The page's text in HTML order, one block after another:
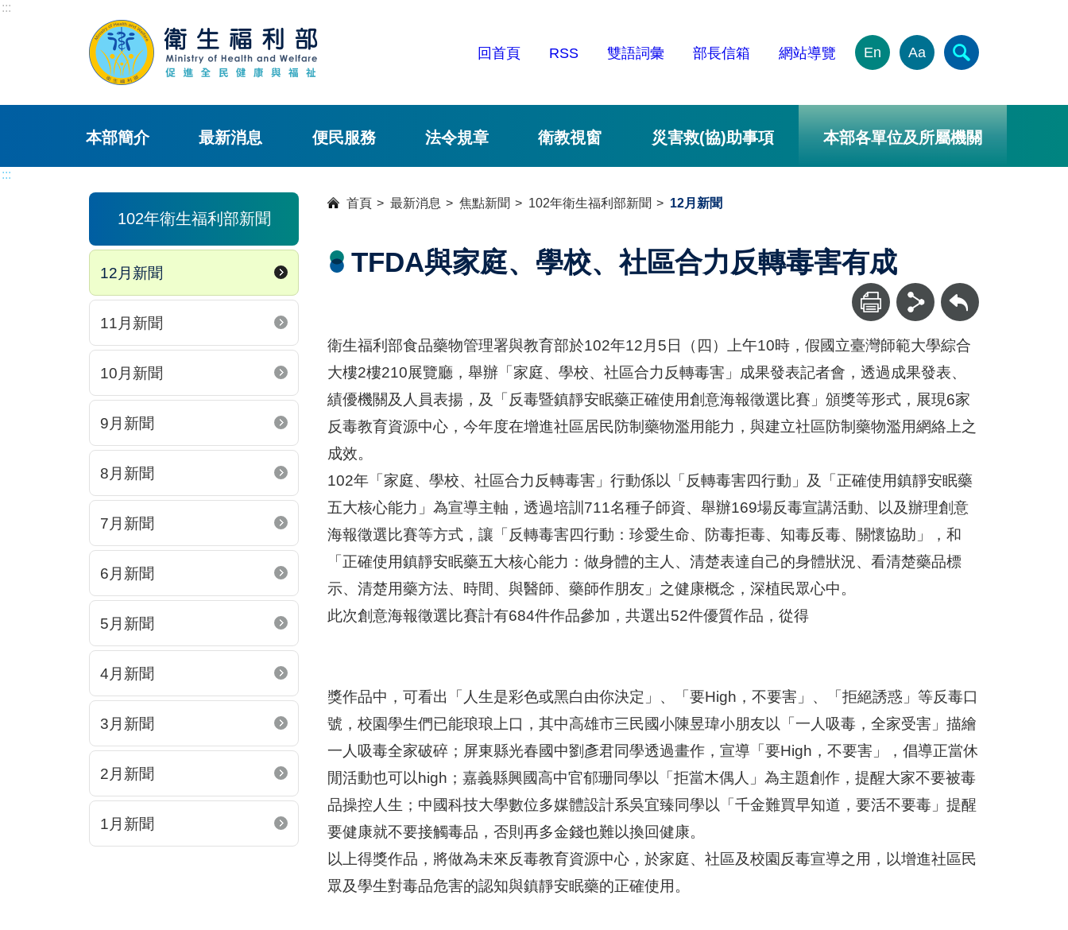
:::
回首頁 RSS 雙語詞彙 部長信箱 網站導覽 En Aa
本部簡介 最新消息 便民服務 法令規章 衛教視窗 災害救(協)助事項 本部各單位及所屬機關
:::
102年衛生福利部新聞
12月新聞
11月新聞
10月新聞
9月新聞
8月新聞
7月新聞
6月新聞
5月新聞
4月新聞
3月新聞
2月新聞
1月新聞
首頁 最新消息 焦點新聞 102年衛生福利部新聞 12月新聞
TFDA與家庭、學校、社區合力反轉毒害有成
回上一頁
衛生福利部食品藥物管理署與教育部於102年12月5日（四）上午10時，假國立臺灣師範大學綜合
大樓2樓210展覽廳，舉辦「家庭、學校、社區合力反轉毒害」成果發表記者會，透過成果發表、
績優機關及人員表揚，及「反毒暨鎮靜安眠藥正確使用創意海報徵選比賽」頒獎等形式，展現6家
反毒教育資源中心，今年度在增進社區居民防制藥物濫用能力，與建立社區防制藥物濫用網絡上之
成效。
102年「家庭、學校、社區合力反轉毒害」行動係以「反轉毒害四行動」及「正確使用鎮靜安眠藥
五大核心能力」為宣導主軸，透過培訓711名種子師資、舉辦169場反毒宣講活動、以及辦理創意
海報徵選比賽等方式，讓「反轉毒害四行動：珍愛生命、防毒拒毒、知毒反毒、關懷協助」，和
「正確使用鎮靜安眠藥五大核心能力：做身體的主人、清楚表達自己的身體狀況、看清楚藥品標
示、清楚用藥方法、時間、與醫師、藥師作朋友」之健康概念，深植民眾心中。
此次創意海報徵選比賽計有684件作品參加，共選出52件優質作品，從得
獎作品中，可看出「人生是彩色或黑白由你決定」、「要High，不要害」、「拒絕誘惑」等反毒口
號，校園學生們已能琅琅上口，其中高雄市三民國小陳昱瑋小朋友以「一人吸毒，全家受害」描繪
一人吸毒全家破碎；屏東縣光春國中劉彥君同學透過畫作，宣導「要High，不要害」，倡導正當休
閒活動也可以high；嘉義縣興國高中官郁珊同學以「拒當木偶人」為主題創作，提醒大家不要被毒
品操控人生；中國科技大學數位多媒體設計系吳宜臻同學以「千金難買早知道，要活不要毒」提醒
要健康就不要接觸毒品，否則再多金錢也難以換回健康。
以上得獎作品，將做為未來反毒教育資源中心，於家庭、社區及校園反毒宣導之用，以增進社區民
眾及學生對毒品危害的認知與鎮靜安眠藥的正確使用。